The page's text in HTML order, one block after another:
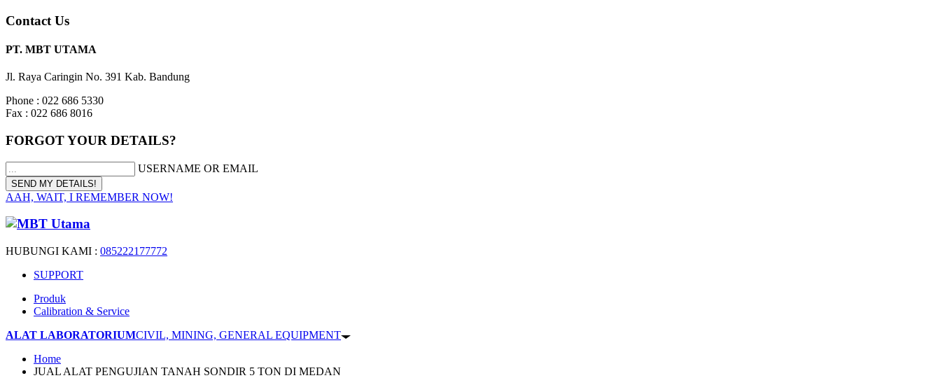
Contact Us
PT. MBT UTAMA
Jl. Raya Caringin No. 391 Kab. Bandung
Phone : 022 686 5330
Fax : 022 686 8016
FORGOT YOUR DETAILS?
USERNAME OR EMAIL
AAH, WAIT, I REMEMBER NOW!
HUBUNGI KAMI : 085222177772
SUPPORT
Produk
Calibration & Service
ALAT LABORATORIUMCIVIL, MINING, GENERAL EQUIPMENT
Home
JUAL ALAT PENGUJIAN TANAH SONDIR 5 TON DI MEDAN